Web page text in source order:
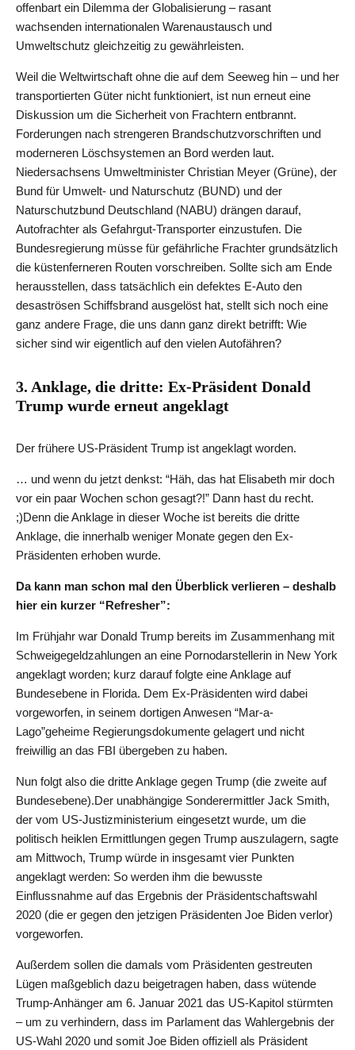
offenbart ein Dilemma der Globalisierung – rasant
wachsenden internationalen Warenaustausch und
Umweltschutz gleichzeitig zu gewährleisten.
Weil die Weltwirtschaft ohne die auf dem Seeweg hin – und her
transportierten Güter nicht funktioniert, ist nun erneut eine
Diskussion um die Sicherheit von Frachtern entbrannt.
Forderungen nach strengeren Brandschutzvorschriften und
moderneren Löschsystemen an Bord werden laut.
Niedersachsens Umweltminister Christian Meyer (Grüne), der
Bund für Umwelt- und Naturschutz (BUND) und der
Naturschutzbund Deutschland (NABU) drängen darauf,
Autofrachter als Gefahrgut-Transporter einzustufen. Die
Bundesregierung müsse für gefährliche Frachter grundsätzlich
die küstenferneren Routen vorschreiben. Sollte sich am Ende
herausstellen, dass tatsächlich ein defektes E-Auto den
desaströsen Schiffsbrand ausgelöst hat, stellt sich noch eine
ganz andere Frage, die uns dann ganz direkt betrifft: Wie
sicher sind wir eigentlich auf den vielen Autofähren?
3. Anklage, die dritte: Ex-Präsident Donald
Trump wurde erneut angeklagt
Der frühere US-Präsident Trump ist angeklagt worden.
… und wenn du jetzt denkst: “Häh, das hat Elisabeth mir doch
vor ein paar Wochen schon gesagt?!” Dann hast du recht.
;)Denn die Anklage in dieser Woche ist bereits die dritte
Anklage, die innerhalb weniger Monate gegen den Ex-
Präsidenten erhoben wurde.
Da kann man schon mal den Überblick verlieren – deshalb
hier ein kurzer “Refresher”:
Im Frühjahr war Donald Trump bereits im Zusammenhang mit
Schweigegeldzahlungen an eine Pornodarstellerin in New York
angeklagt worden; kurz darauf folgte eine Anklage auf
Bundesebene in Florida. Dem Ex-Präsidenten wird dabei
vorgeworfen, in seinem dortigen Anwesen “Mar-a-
Lago”geheime Regierungsdokumente gelagert und nicht
freiwillig an das FBI übergeben zu haben.
Nun folgt also die dritte Anklage gegen Trump (die zweite auf
Bundesebene).Der unabhängige Sonderermittler Jack Smith,
der vom US-Justizministerium eingesetzt wurde, um die
politisch heiklen Ermittlungen gegen Trump auszulagern, sagte
am Mittwoch, Trump würde in insgesamt vier Punkten
angeklagt werden: So werden ihm die bewusste
Einflussnahme auf das Ergebnis der Präsidentschaftswahl
2020 (die er gegen den jetzigen Präsidenten Joe Biden verlor)
vorgeworfen.
Außerdem sollen die damals vom Präsidenten gestreuten
Lügen maßgeblich dazu beigetragen haben, dass wütende
Trump-Anhänger am 6. Januar 2021 das US-Kapitol stürmten
– um zu verhindern, dass im Parlament das Wahlergebnis der
US-Wahl 2020 und somit Joe Biden offiziell als Präsident